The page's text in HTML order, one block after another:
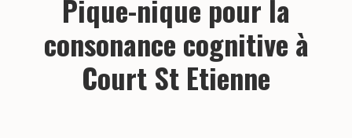
Pique-nique pour la
consonance cognitive à
Court St Etienne